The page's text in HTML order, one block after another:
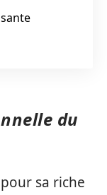
du
sa riche